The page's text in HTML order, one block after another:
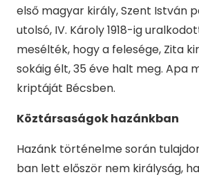
első magyar király, Szent István
utolsó, IV. Károly 1918-ig
mesélték, hogy a felesége, Zita
sokáig élt, 35 éve halt meg. Apa
kriptáját Bécsben.
Köztársaságok hazánkban
Hazánk történelme során
ban lett először nem királyság,